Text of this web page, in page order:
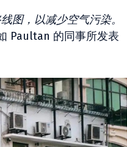
图，以减少空气污染。
Paultan 的同事所发表